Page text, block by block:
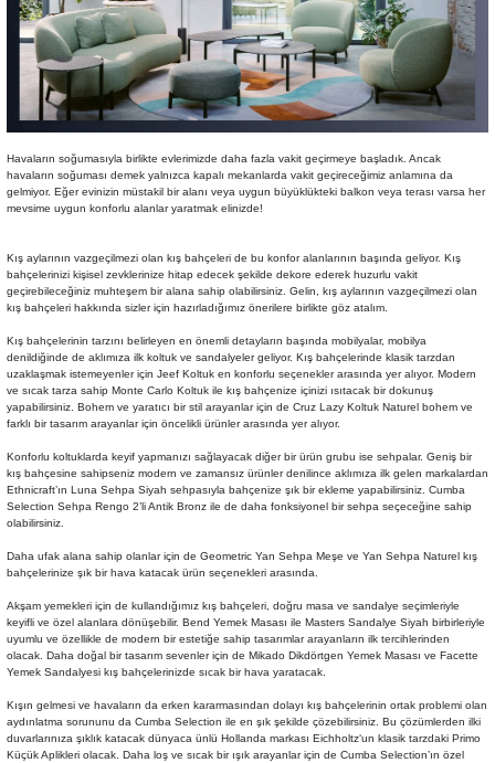
Sehpa
Tabure
TV Sehpası
Fener
Gazetelik
Küllük
Masa Saati
Mumluk
Saksı&Çiçeklik
Şamdan
Sepet
Şömine Aksesuarları
Sütun&Kaide
Vazo
Sebil
Havaların soğumasıyla birlikte evlerimizde daha fazla vakit geçirmeye başladık. Ancak
havaların soğuması demek yalnızca kapalı mekanlarda vakit geçireceğimiz anlamına da
gelmiyor. Eğer evinizin müstakil bir alanı veya uygun büyüklükteki balkon veya terası varsa her
mevsime uygun konforlu alanlar yaratmak elinizde!
Kış aylarının vazgeçilmezi olan kış bahçeleri de bu konfor alanlarının başında geliyor. Kış
bahçelerinizi kişisel zevklerinize hitap edecek şekilde dekore ederek huzurlu vakit
geçirebileceğiniz muhteşem bir alana sahip olabilirsiniz. Gelin, kış aylarının vazgeçilmezi olan
kış bahçeleri hakkında sizler için hazırladığımız önerilere birlikte göz atalım.
Kış bahçelerinin tarzını belirleyen en önemli detayların başında mobilyalar, mobilya
denildiğinde de aklımıza ilk koltuk ve sandalyeler geliyor. Kış bahçelerinde klasik tarzdan
uzaklaşmak istemeyenler için Jeef Koltuk en konforlu seçenekler arasında yer alıyor. Modern
ve sıcak tarza sahip Monte Carlo Koltuk ile kış bahçenize içinizi ısıtacak bir dokunuş
yapabilirsiniz. Bohem ve yaratıcı bir stil arayanlar için de Cruz Lazy Koltuk Naturel bohem ve
farklı bir tasarım arayanlar için öncelikli ürünler arasında yer alıyor.
Konforlu koltuklarda keyif yapmanızı sağlayacak diğer bir ürün grubu ise sehpalar. Geniş bir
kış bahçesine sahipseniz modern ve zamansız ürünler denilince aklımıza ilk gelen markalardan
Ethnicraft’ın Luna Sehpa Siyah sehpasıyla bahçenize şık bir ekleme yapabilirsiniz. Cumba
Selection Sehpa Rengo 2’li Antik Bronz ile de daha fonksiyonel bir sehpa seçeceğine sahip
olabilirsiniz.
Daha ufak alana sahip olanlar için de Geometric Yan Sehpa Meşe ve Yan Sehpa Naturel kış
bahçelerinize şık bir hava katacak ürün seçenekleri arasında.
Akşam yemekleri için de kullandığımız kış bahçeleri, doğru masa ve sandalye seçimleriyle
keyifli ve özel alanlara dönüşebilir. Bend Yemek Masası ile Masters Sandalye Siyah birbirleriyle
uyumlu ve özellikle de modern bir estetiğe sahip tasarımlar arayanların ilk tercihlerinden
olacak. Daha doğal bir tasarım sevenler için de Mikado Dikdörtgen Yemek Masası ve Facette
Yemek Sandalyesi kış bahçelerinizde sıcak bir hava yaratacak.
Kışın gelmesi ve havaların da erken kararmasından dolayı kış bahçelerinin ortak problemi olan
aydınlatma sorununu da Cumba Selection ile en şık şekilde çözebilirsiniz. Bu çözümlerden ilki
duvarlarınıza şıklık katacak dünyaca ünlü Hollanda markası Eichholtz‘un klasik tarzdaki Primo
Küçük Aplikleri olacak. Daha loş ve sıcak bir ışık arayanlar için de Cumba Selection’ın özel